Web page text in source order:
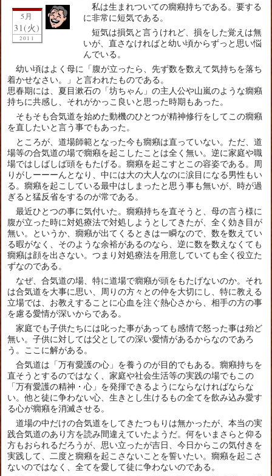
5月
31(火)
2011
私は生まれついての癇癪持ちである。要する
に非常に短気である。
短気は損気と言うけれど、損をした覚えは無
いが、直さなければと幼い頃からずっと思い悩
んでいる。
幼い頃はよく母に「腹が立ったら、先ず数を数えて気持ちを落ち
着かせなさい。」と言われたものである。
思春期には、夏目漱石の「坊ちゃん」の主人公や山嵐のような癇癪
持ちに共感し、それがかっこ良いと思った時期もあった。
そもそも合気道を始めた動機のひとつが精神修行をしてこの癇癪
を直したいと言う事でもあった。
ところが、道場師範となった今も癇癪は直っていない。ただ、道
場等の合気道の場で癇癪を起こしたことは全く無い。逆に家庭や職
場ではしばしば頭をもたげる。癇癪を起こすとこの容姿である。周
りがしーーーんとなり、中には大の大人なのに涙目になる男性もい
る。癇癪を起こしている最中はしまったと思う事も無いが、時が過
ぎると猛反省をするのが常である。
最近ひとつの事に気付いた。癇癪持ちを直そうと、母の言う様に
腹が立った時に対処療法で対処しようとしてきたが、全く効き目が
無い。というか、癇癪が出てくるときは一瞬なので、数を数えてい
る暇がなく、そのような余裕があるのなら、逆に数を数えなくても
癇癪は顔を出さない。つまり対処療法を用意していても全く役立た
ずなのである。
なぜ、合気道の場、特に道場で癇癪が頭をもたげないのか。それ
は合気道を大事に思い、周りの方々との仲を大切にし、特に教える
立場では、お教えすることに心血を注ぐ熱心さから、相手の方の事
を慮る愛情が深いからである。
家庭でも子供たちには叱った事があっても感情で怒った事は殆ど
無い。子供に対しては父としての深い愛情があるからなのであろ
う。ここに解がある。
合気道は「万有愛護の心」を養うのが目的でもある。癇癪持ちを
直そうとするのではなく、家庭や社会生活等の実践の場でもこの
「万有愛護の精神・心」を発揮できるようにならなければならな
い。他と徒に争わない心、生きとし生けるもの全てを飲み込み愛す
る心が癇癪を消滅させる。
道場の中だけの合気道をしてきたつもりは無かったが、本当の実
践合気道のあり方を読み間違えていたようだ。何をいまさらと仰る
方もおられるだろうが、思い立ったが吉日、今日からこの気付きを
実践して、二度と癇癪を起こさないことを誓いたい。癇癪を起こさ
ないのではなく、全てを愛して徒に争わないのである。